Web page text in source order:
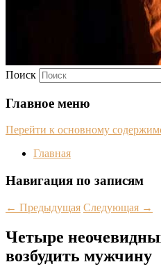
Поиск
Главное меню
Перейти к основному
Главная
Навигация по записям
← Предыдущая Следующая →
Четыре
возбудить мужчину